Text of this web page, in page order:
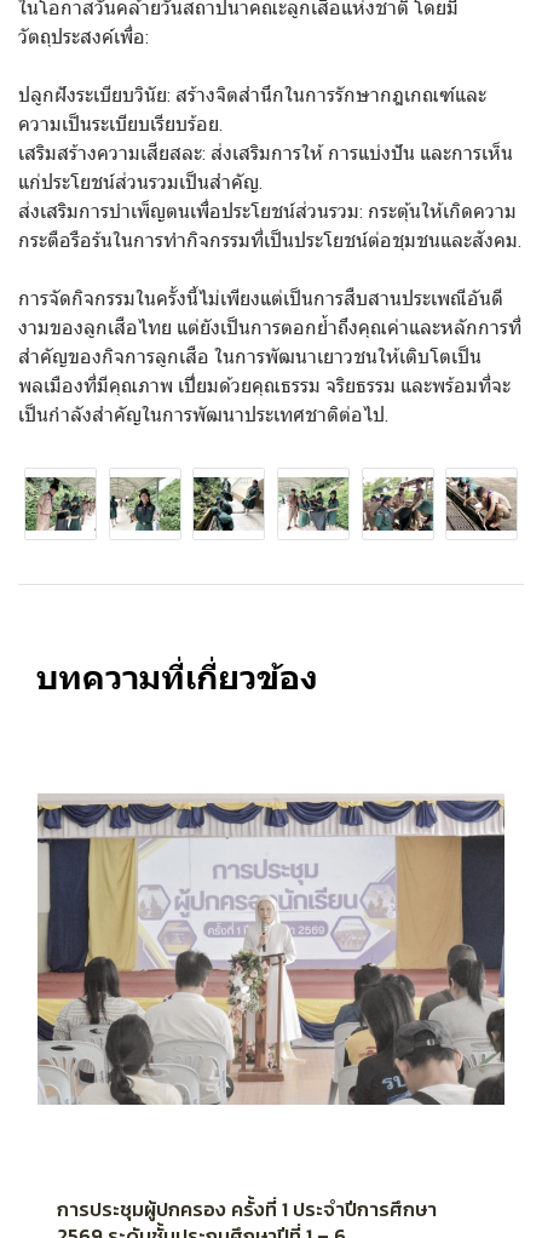
ในโอกาสวันคล้ายวันสถาปนาคณะลูกเสือแห่งชาติ โดยมี
วัตถุประสงค์เพื่อ:
ปลูกฝังระเบียบวินัย: สร้างจิตสำนึกในการรักษากฎเกณฑ์และ
ความเป็นระเบียบเรียบร้อย.
เสริมสร้างความเสียสละ: ส่งเสริมการให้ การแบ่งปัน และการเห็น
แก่ประโยชน์ส่วนรวมเป็นสำคัญ.
ส่งเสริมการบำเพ็ญตนเพื่อประโยชน์ส่วนรวม: กระตุ้นให้เกิดความ
กระตือรือร้นในการทำกิจกรรมที่เป็นประโยชน์ต่อชุมชนและสังคม.
การจัดกิจกรรมในครั้งนี้ไม่เพียงแต่เป็นการสืบสานประเพณีอันดี
งามของลูกเสือไทย แต่ยังเป็นการตอกย้ำถึงคุณค่าและหลักการที่
สำคัญของกิจการลูกเสือ ในการพัฒนาเยาวชนให้เติบโตเป็น
พลเมืองที่มีคุณภาพ เปี่ยมด้วยคุณธรรม จริยธรรม และพร้อมที่จะ
เป็นกำลังสำคัญในการพัฒนาประเทศชาติต่อไป.
บทความที่เกี่ยวข้อง
การประชุมผู้ปกครอง ครั้งที่ 1 ประจำปีการศึกษา